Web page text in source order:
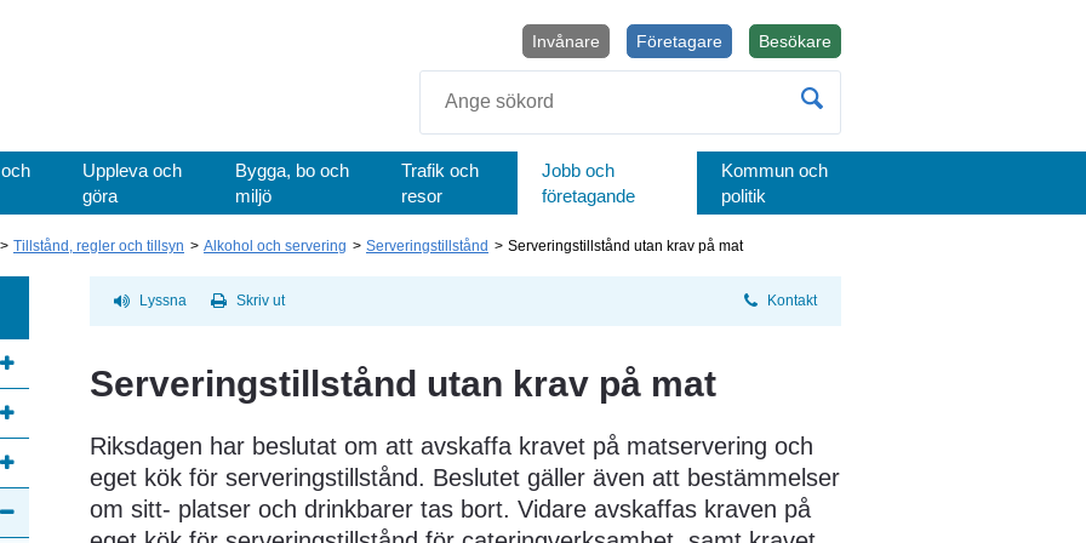
BesökareÖppnas i nytt fönster.
Företagare
Invånare
Uppleva och
göra
Bygga, bo och
miljö
Trafik och
resor
Jobb och
företagande
Kommun och
politik
Tillstånd, regler och tillsyn Alkohol och servering Serveringstillstånd Serveringstillstånd utan krav på mat
Lyssna Skriv ut Kontakt
Serveringstillstånd utan krav på mat
Riksdagen har beslutat om att avskaffa kravet på matservering och
eget kök för serveringstillstånd. Beslutet gäller även att bestämmelser
om sitt- platser och drinkbarer tas bort. Vidare avskaffas kraven på